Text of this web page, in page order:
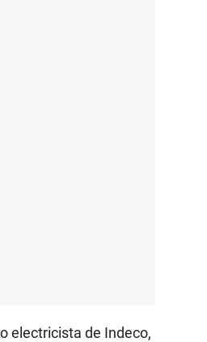
electricista de Indeco,